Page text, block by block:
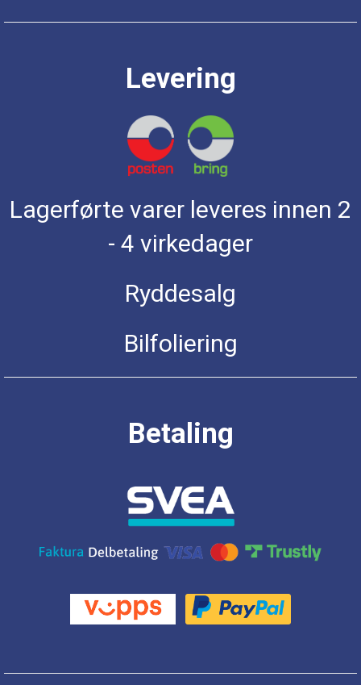
Levering
Lagerførte varer leveres innen 2
- 4 virkedager
Ryddesalg
Bilfoliering
Betaling